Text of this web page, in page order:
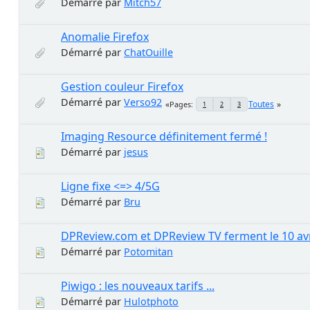
Anomalie Firefox
Démarré par ChatOuille
Gestion couleur Firefox
Démarré par Verso92 Pages 1 2 3 Toutes
Imaging Resource définitement fermé !
Démarré par jesus
Ligne fixe <=> 4/5G
Démarré par Bru
DPReview.com et DPReview TV ferment le 10
Démarré par Potomitan
Piwigo : les nouveaux tarifs ...
Démarré par Hulotphoto